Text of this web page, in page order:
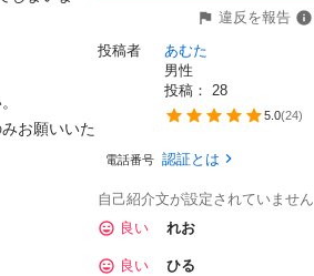
お願いいた
違反を報告
投稿者
あむた
男性
投稿： 28
5.0(24)
電話番号 認証とは
自己紹介文が設定されていません
良い
れお
良い ひる